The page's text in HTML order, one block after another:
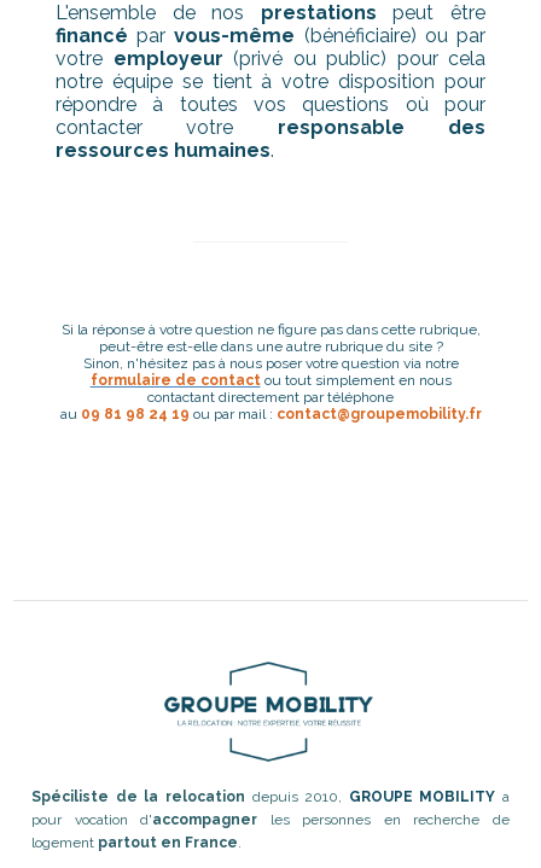
L'ensemble de nos prestations peut être
financé parvous-même (bénéficiaire) ou par
votre employeur (privé ou public) pour cela
notre équipe se tient à votre disposition pour
répondre à toutes vos questions où pour
contacter votre responsable des
ressources humaines.
Si la réponse à votre question ne figure pas dans cette rubrique,
peut-être est-elle dans une autre rubrique du site ?
Sinon, n'hésitez pas à nous poser votre question via notre
formulaire de contactou tout simplement en nous
contactant directement par téléphone
au 09 81 98 24 19 ou par mail : contact@groupemobility.fr
Spéciliste de la relocation depuis 2010, GROUPE MOBILITY a
pour vocation d'accompagner les personnes en recherche de
logement partout en France